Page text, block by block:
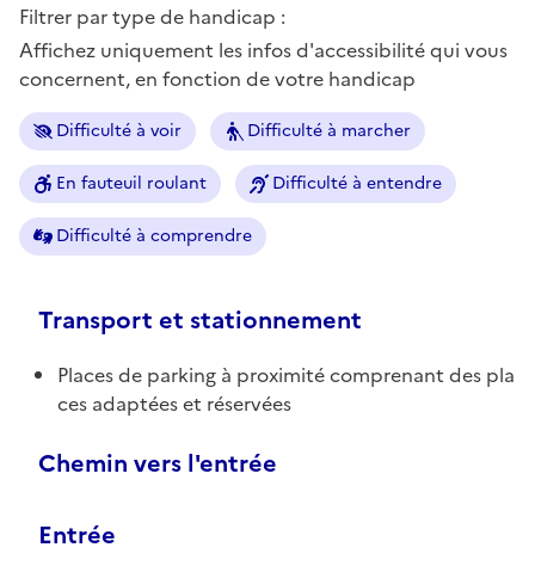
Filtrer par type de handicap :
Affichez uniquement les infos d'accessibilité qui vous
concernent, en fonction de votre handicap
Difficulté à voir Difficulté à marcher
En fauteuil roulant Difficulté à entendre
Difficulté à comprendre
Transport et stationnement
Places de parking à proximité comprenant des pla
ces adaptées et réservées
Chemin vers l'entrée
Entrée